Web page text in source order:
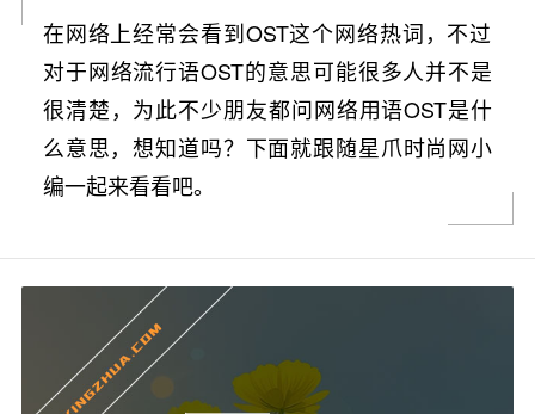
在网络上经常会看到OST这个网络热词，不过
对于网络流行语OST的意思可能很多人并不是
很清楚，为此不少朋友都问网络用语OST是什
么意思，想知道吗？下面就跟随星爪时尚网小
编一起来看看吧。